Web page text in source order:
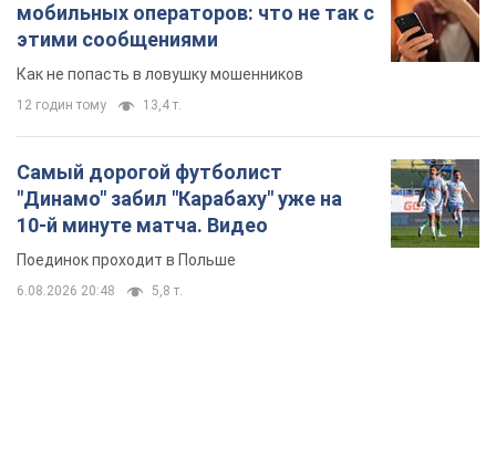
мобильных операторов: что не так с
этими сообщениями
Как не попасть в ловушку мошенников
12 годин тому 13,4 т.
Самый дорогой футболист
"Динамо" забил "Карабаху" уже на
10-й минуте матча. Видео
Поединок проходит в Польше
6.08.2026 20:48 5,8 т.